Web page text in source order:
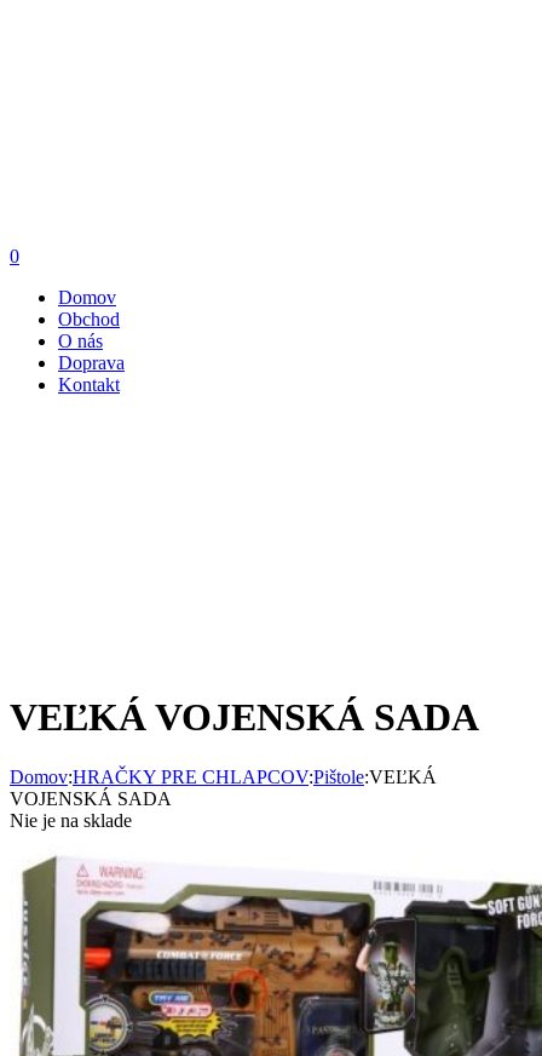
0
Domov
Obchod
O nás
Doprava
Kontakt
VEĽKÁ VOJENSKÁ SADA
Domov:HRAČKY PRE CHLAPCOV:Pištole:VEĽKÁ
VOJENSKÁ SADA
Nie je na sklade